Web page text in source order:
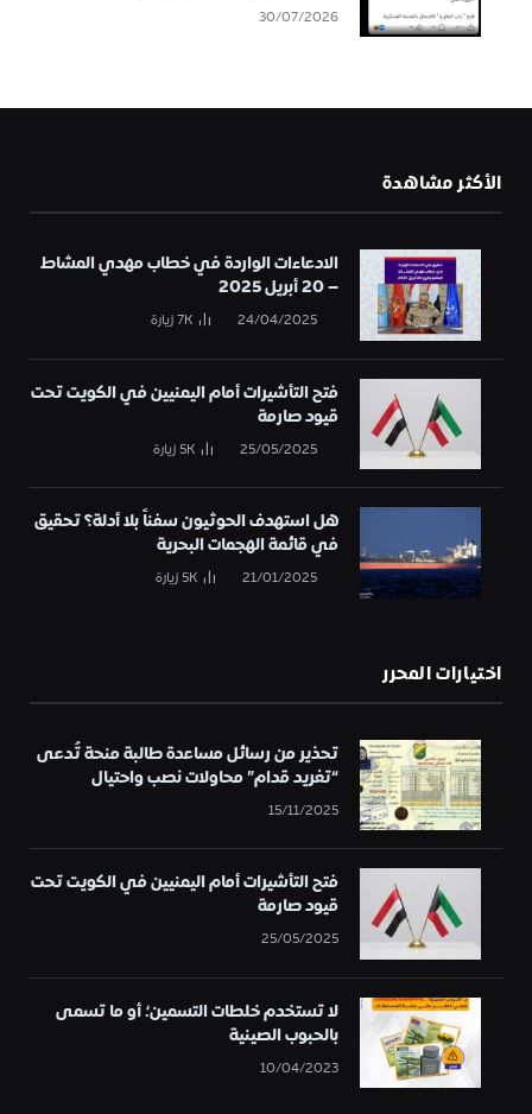
30/07/2026
الأكثر مشاهدة
الادعاءات الواردة في خطاب مهدي المشاط
– 20 أبريل 2025
24/04/2025
7Kزيارة
فتح التأشيرات أمام اليمنيين في الكويت تحت
قيود صارمة
25/05/2025
5Kزيارة
هل استهدف الحوثيون سفناً بلا أدلة؟ تحقيق
في قائمة الهجمات البحرية
21/01/2025
5Kزيارة
اختيارات المحرر
تحذير من رسائل مساعدة طالبة منحة تُدعى
“تغريد قدام” محاولات نصب واحتيال
15/11/2025
فتح التأشيرات أمام اليمنيين في الكويت تحت
قيود صارمة
25/05/2025
لا تستخدم خلطات التسمين؛ أو ما تسمى
بالحبوب الصينية
10/04/2023